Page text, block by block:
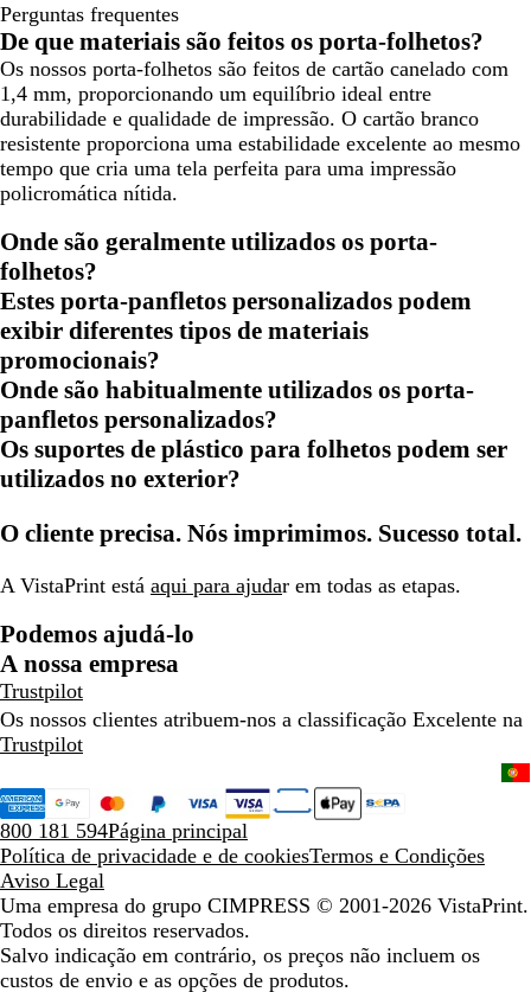
Perguntas frequentes
De que materiais são feitos os porta-folhetos?
Os nossos porta-folhetos são feitos de cartão canelado com
1,4 mm, proporcionando um equilíbrio ideal entre
durabilidade e qualidade de impressão. O cartão branco
resistente proporciona uma estabilidade excelente ao mesmo
tempo que cria uma tela perfeita para uma impressão
policromática nítida.
Onde são geralmente utilizados os porta-
folhetos?
Estes porta-panfletos personalizados podem
exibir diferentes tipos de materiais
promocionais?
Onde são habitualmente utilizados os porta-
panfletos personalizados?
Os suportes de plástico para folhetos podem ser
utilizados no exterior?
O cliente precisa. Nós imprimimos. Sucesso total.
A VistaPrint está aqui para ajudar em todas as etapas.
Podemos ajudá-lo
A nossa empresa
Trustpilot
Os nossos clientes atribuem-nos a classificação Excelente na
Trustpilot
800 181 594Página principal
Política de privacidade e de cookiesTermos e Condições
Aviso Legal
Uma empresa do grupo CIMPRESS © 2001-2026 VistaPrint.
Todos os direitos reservados.
Salvo indicação em contrário, os preços não incluem os
custos de envio e as opções de produtos.